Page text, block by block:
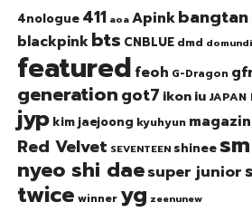
4nologue 411 aoa Apinkbangtan
blackpinkbts CNBLUE dmd domundi
featured feoh G-Dragon
generationgot7 ikoniu
jyp kim jaejoong kyuhyun
Red Velvet SEVENTEEN shinee sm
nyeo shi daesuper junior
twice winner yg zeenunew